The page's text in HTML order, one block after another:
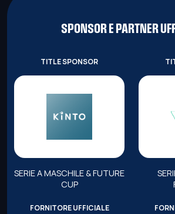
SPONSOR E PARTNER
TITLE SPONSOR
SERIE A MASCHILE & FUTURE
CUP
FORNITORE UFFICIALE